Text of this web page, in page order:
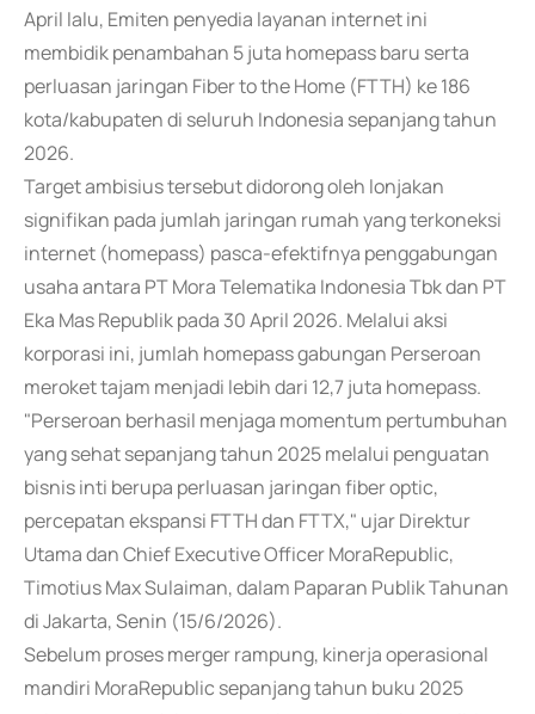
April lalu, Emiten penyedia layanan internet ini
membidik penambahan 5 juta homepass baru serta
perluasan jaringan Fiber to the Home (FTTH) ke 186
kota/kabupaten di seluruh Indonesia sepanjang tahun
2026.
Target ambisius tersebut didorong oleh lonjakan
signifikan pada jumlah jaringan rumah yang terkoneksi
internet (homepass) pasca-efektifnya penggabungan
usaha antara PT Mora Telematika Indonesia Tbk dan PT
Eka Mas Republik pada 30 April 2026. Melalui aksi
korporasi ini, jumlah homepass gabungan Perseroan
meroket tajam menjadi lebih dari 12,7 juta homepass.
"Perseroan berhasil menjaga momentum pertumbuhan
yang sehat sepanjang tahun 2025 melalui penguatan
bisnis inti berupa perluasan jaringan fiber optic,
percepatan ekspansi FTTH dan FTTX," ujar Direktur
Utama dan Chief Executive Officer MoraRepublic,
Timotius Max Sulaiman, dalam Paparan Publik Tahunan
di Jakarta, Senin (15/6/2026).
Sebelum proses merger rampung, kinerja operasional
mandiri MoraRepublic sepanjang tahun buku 2025